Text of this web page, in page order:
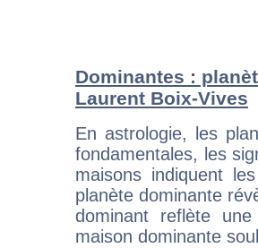
Dominantes :
Laurent Boix-Vives
En astrologie, les
fondamentales, les
maisons indiquent
planète dominante
dominant reflète
maison dominante